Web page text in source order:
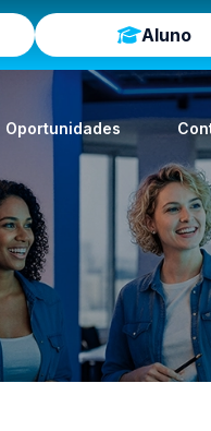
Aluno
Oportunidades